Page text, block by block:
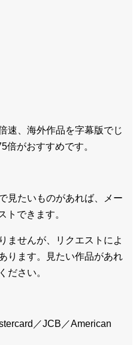
速、海外作品を字幕版でじ
倍がおすすめです。
見たいものがあれば、
メー
ト できます。
ませんが、リクエストによ
ります。見たい作品があれ
ださい。
／JCB／American